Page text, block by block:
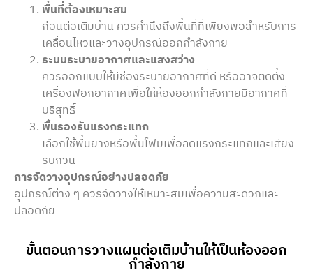
พื้นที่ต้องเหมาะสม
ก่อนต่อเติมบ้าน ควรคำนึงถึงพื้นที่ที่เพียงพอสำหรับการ
เคลื่อนไหวและวางอุปกรณ์ออกกำลังกาย
ระบบระบายอากาศและแสงสว่าง
ควรออกแบบให้มีช่องระบายอากาศที่ดี หรืออาจติดตั้ง
เครื่องฟอกอากาศเพื่อให้ห้องออกกำลังกายมีอากาศที่
บริสุทธิ์
พื้นรองรับแรงกระแทก
เลือกใช้พื้นยางหรือพื้นโฟมเพื่อลดแรงกระแทกและเสียง
รบกวน
การจัดวางอุปกรณ์อย่างปลอดภัย
อุปกรณ์ต่าง ๆ ควรจัดวางให้เหมาะสมเพื่อความสะดวกและ
ปลอดภัย
ขั้นตอนการวางแผนต่อเติมบ้านให้เป็นห้องออก
กำลังกาย